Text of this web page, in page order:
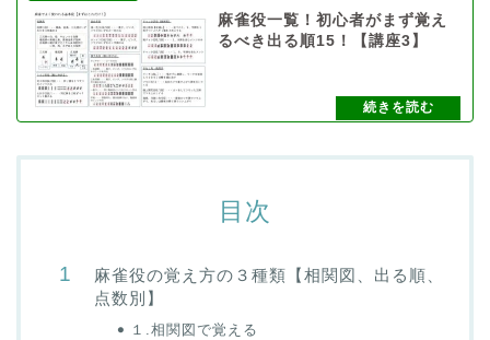
麻雀役一覧！初心者がまず覚え
るべき出る順15！【講座3】
目次
麻雀役の覚え方の３種類【相関図、出る順、
点数別】
１.相関図で覚える